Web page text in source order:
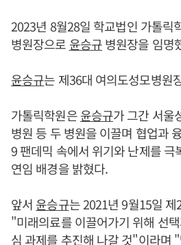
2023년 8월28일 학교법인 가톨릭
병원장으로 윤승규병원장을 임명
윤승규는 제36대 여의도성모병원
가톨릭학원은윤승규가 그간 서울
병원 등 두 병원을 이끌며 협업과
9 팬데믹 속에서 위기와 난제를 극
연임 배경을 밝혔다.
앞서 윤승규는 2021년 9월15일
"미래의료를 이끌어가기 위해 선
심 과제를 추진해 나갈 것"이라며